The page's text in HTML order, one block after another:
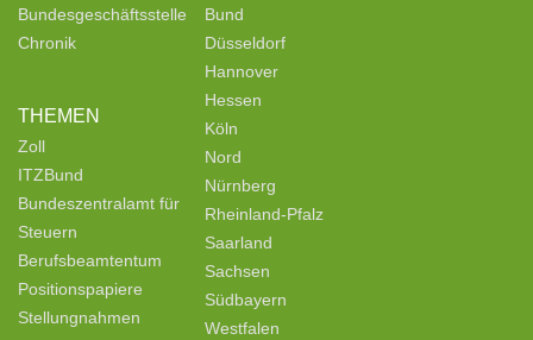
Bundesgeschäftsstelle
Chronik
THEMEN
Zoll
ITZBund
Bundeszentralamt für
Steuern
Berufsbeamtentum
Positionspapiere
Stellungnahmen
Bund
Düsseldorf
Hannover
Hessen
Köln
Nord
Nürnberg
Rheinland-Pfalz
Saarland
Sachsen
Südbayern
Westfalen